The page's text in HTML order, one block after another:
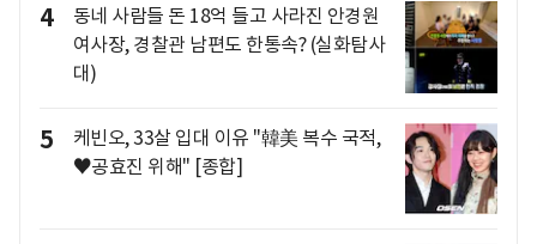
4
동네 사람들 돈 18억 들고 사라진 안경원
여사장, 경찰관 남편도 한통속? (실화탐사
대)
5
케빈오, 33살 입대 이유 "韓美 복수 국적,
♥공효진 위해" [종합]